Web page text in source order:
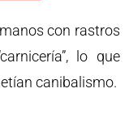
con rastros
lo que
canibalismo.